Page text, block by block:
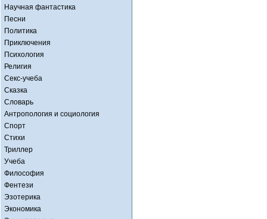
Научная фантастика
Песни
Политика
Приключения
Психология
Религия
Секс-учеба
Сказка
Словарь
Антропология и социология
Спорт
Стихи
Триллер
Учеба
Философия
Фентези
Эзотерика
Экономика